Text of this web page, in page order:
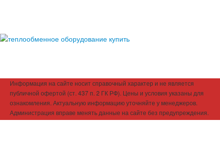
Информация на сайте носит справочный характер и не является
публичной офертой (ст. 437 п. 2 ГК РФ). Цены и условия указаны для
ознакомления. Актуальную информацию уточняйте у менеджеров.
Администрация вправе менять данные на сайте без предупреждения.